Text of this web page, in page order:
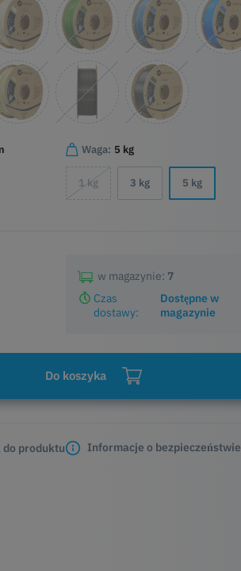
Waga: 5 kg
1 kg 3 kg 5 kg
w magazynie: 7
Czas
dostawy:
Dostępne w
magazynie
Do koszyka
do produktu Informacje o bezpieczeństwie